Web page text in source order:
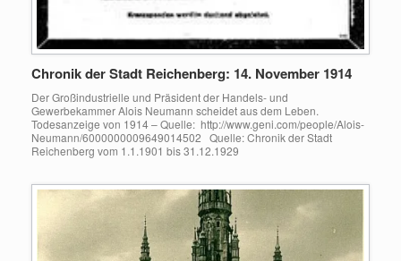
Chronik der Stadt Reichenberg: 14. November 1914
Der Großindustrielle und Präsident der Handels- und
Gewerbekammer Alois Neumann scheidet aus dem Leben.
Todesanzeige von 1914 – Quelle: http://www.geni.com/people/Alois-
Neumann/6000000009649014502 Quelle: Chronik der Stadt
Reichenberg vom 1.1.1901 bis 31.12.1929